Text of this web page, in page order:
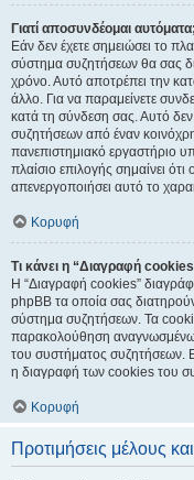
Γιατί αποσυνδέομαι αυτόματα;
Εάν δεν έχετε σημειώσει το
σύστημα συζητήσεων θα σας
χρόνο. Αυτό αποτρέπει την
άλλο. Για να παραμείνετε
κατά τη σύνδεση σας. Αυτό
συζητήσεων από έναν
πανεπιστημιακό εργαστήριο
πλαίσιο επιλογής σημαίνει
απενεργοποιήσει αυτό το
Κορυφή
Τι κάνει η “Διαγραφή
Η “Διαγραφή cookies”
phpBB τα οποία σας
σύστημα συζητήσεων. Τα
παρακολούθηση αναγνωσμένων
του συστήματος συζητήσεων.
η διαγραφή των cookies του
Κορυφή
Προτιμήσεις μέλους